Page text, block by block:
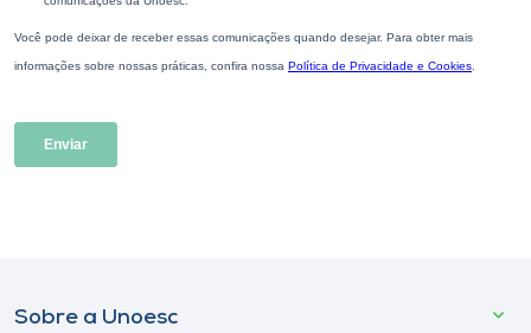
Sobre a Unoesc